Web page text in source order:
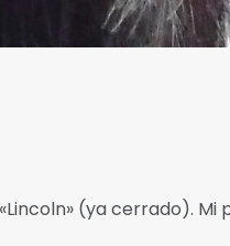
(ya cerrado). Mi